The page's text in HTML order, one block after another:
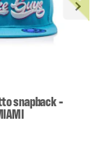
snapback -